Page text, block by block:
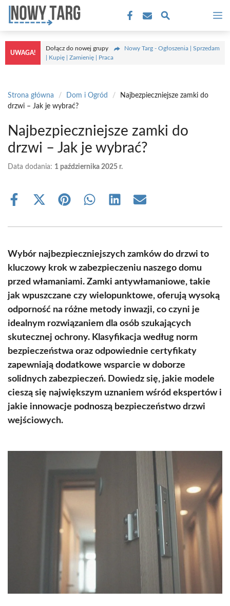
Przejdź
treści
UWAGA!
Dołącz do nowej grupy
Nowy Targ - Ogłoszenia | Sprzedam
| Kupię | Zamienię | Praca
Strona główna / Dom i Ogród /
Najbezpieczniejsze zamki do
drzwi – Jak je wybrać?
Najbezpieczniejsze zamki do
drzwi – Jak je wybrać?
Data dodania: 1 października 2025 r.
Share
Share
(Twitter)
Share Share Share Share
Wybór najbezpieczniejszych zamków do drzwi to
kluczowy krok w zabezpieczeniu naszego domu
przed włamaniami. Zamki antywłamaniowe, takie
jak wpuszczane czy wielopunktowe, oferują wysoką
odporność na różne metody inwazji, co czyni je
idealnym rozwiązaniem dla osób szukających
skutecznej ochrony. Klasyfikacja według norm
bezpieczeństwa oraz odpowiednie certyfikaty
zapewniają dodatkowe wsparcie w doborze
solidnych zabezpieczeń. Dowiedz się, jakie modele
cieszą się największym uznaniem wśród ekspertów i
jakie innowacje podnoszą bezpieczeństwo drzwi
wejściowych.